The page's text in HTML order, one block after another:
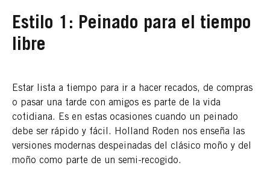
Estilo 1: Peinado para el tiempo
libre
Estar lista a tiempo para ir a hacer recados, de compras
o pasar una tarde con amigos es parte de la vida
cotidiana. Es en estas ocasiones cuando un peinado
debe ser rápido y fácil. Holland Roden nos enseña las
versiones modernas despeinadas del clásico moño y del
moño como parte de un semi-recogido.